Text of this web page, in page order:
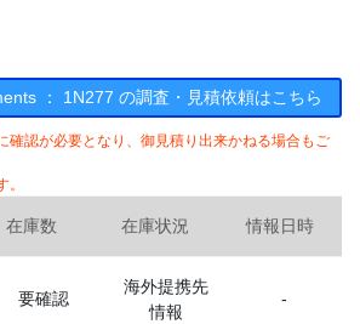
： 1N277 の調査・見積依頼はこちら
確認が必要となり、御見積り出来かねる場合もご
在庫数 在庫状況 情報日時
要確認
海外提携先
情報
-